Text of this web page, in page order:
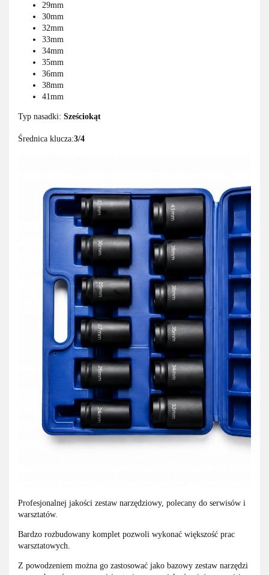
29mm
30mm
32mm
33mm
34mm
35mm
36mm
38mm
41mm
Typ nasadki: Sześciokąt
Średnica klucza:3/4
Profesjonalnej jakości zestaw narzędziowy, polecany do serwisów i
warsztatów.
Bardzo rozbudowany komplet pozwoli wykonać większość prac
warsztatowych.
Z powodzeniem można go zastosować jako bazowy zestaw narzędzi